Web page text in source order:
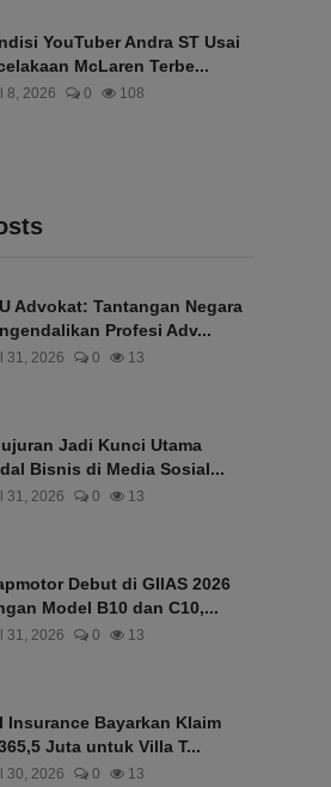
YouTuber Andra ST Usai
McLaren Terbe...
8, 2026 0 108
Advokat: Tantangan Negara
Profesi Adv...
31, 2026 0 13
Jadi Kunci Utama
Bisnis di Media Sosial...
31, 2026 0 13
Debut di GIIAS 2026
Model B10 dan C10,...
31, 2026 0 13
Insurance Bayarkan Klaim
Juta untuk Villa T...
30, 2026 0 13